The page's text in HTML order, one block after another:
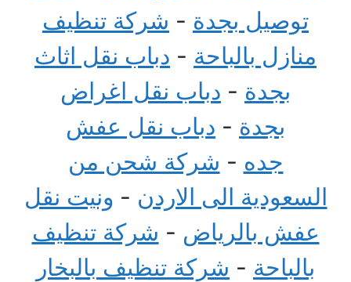
توصيل بجدة - شركة تنظيف
منازل بالباحة - دباب نقل اثاث
بجدة - دباب نقل اغراض
بجدة - دباب نقل عفش
جده - شركة شحن من
السعودية الى الاردن - ونيت نقل
عفش بالرياض - شركة تنظيف
بالباحة - شركة تنظيف بالبخار